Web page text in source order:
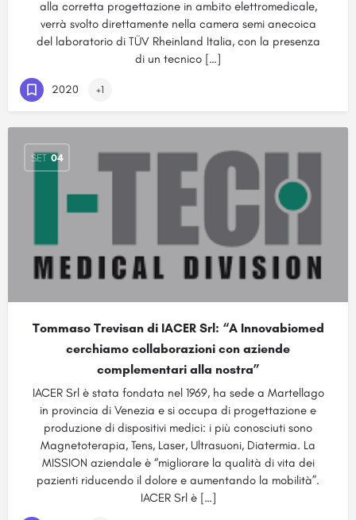
alla corretta progettazione in ambito elettromedicale,
verrà svolto direttamente nella camera semi anecoica
del laboratorio di TÜV Rheinland Italia, con la presenza
di un tecnico […]
2020 +1
SET 04
Tommaso Trevisan di IACER Srl: “A Innovabiomed
cerchiamo collaborazioni con aziende
complementari alla nostra”
IACER Srl è stata fondata nel 1969, ha sede a Martellago
in provincia di Venezia e si occupa di progettazione e
produzione di dispositivi medici: i più conosciuti sono
Magnetoterapia, Tens, Laser, Ultrasuoni, Diatermia. La
MISSION aziendale è “migliorare la qualità di vita dei
pazienti riducendo il dolore e aumentando la mobilità”.
IACER Srl è […]